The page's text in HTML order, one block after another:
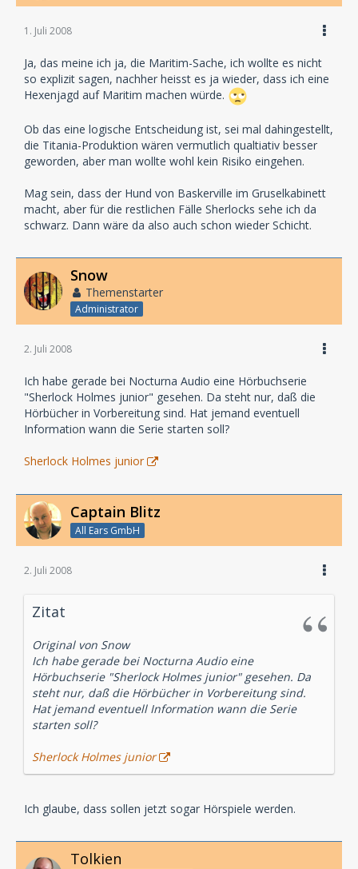
1. Juli 2008
Ja, das meine ich ja, die Maritim-Sache, ich wollte es nicht
so explizit sagen, nachher heisst es ja wieder, dass ich eine
Hexenjagd auf Maritim machen würde.
Ob das eine logische Entscheidung ist, sei mal dahingestellt,
die Titania-Produktion wären vermutlich qualtiativ besser
geworden, aber man wollte wohl kein Risiko eingehen.
Mag sein, dass der Hund von Baskerville im Gruselkabinett
macht, aber für die restlichen Fälle Sherlocks sehe ich da
schwarz. Dann wäre da also auch schon wieder Schicht.
Snow
Themenstarter
Administrator
2. Juli 2008
Ich habe gerade bei Nocturna Audio eine Hörbuchserie
"Sherlock Holmes junior" gesehen. Da steht nur, daß die
Hörbücher in Vorbereitung sind. Hat jemand eventuell
Information wann die Serie starten soll?
Sherlock Holmes junior
Captain Blitz
All Ears GmbH
2. Juli 2008
Zitat
Original von Snow
Ich habe gerade bei Nocturna Audio eine
Hörbuchserie "Sherlock Holmes junior" gesehen. Da
steht nur, daß die Hörbücher in Vorbereitung sind.
Hat jemand eventuell Information wann die Serie
starten soll?
Sherlock Holmes junior
Ich glaube, dass sollen jetzt sogar Hörspiele werden.
Tolkien